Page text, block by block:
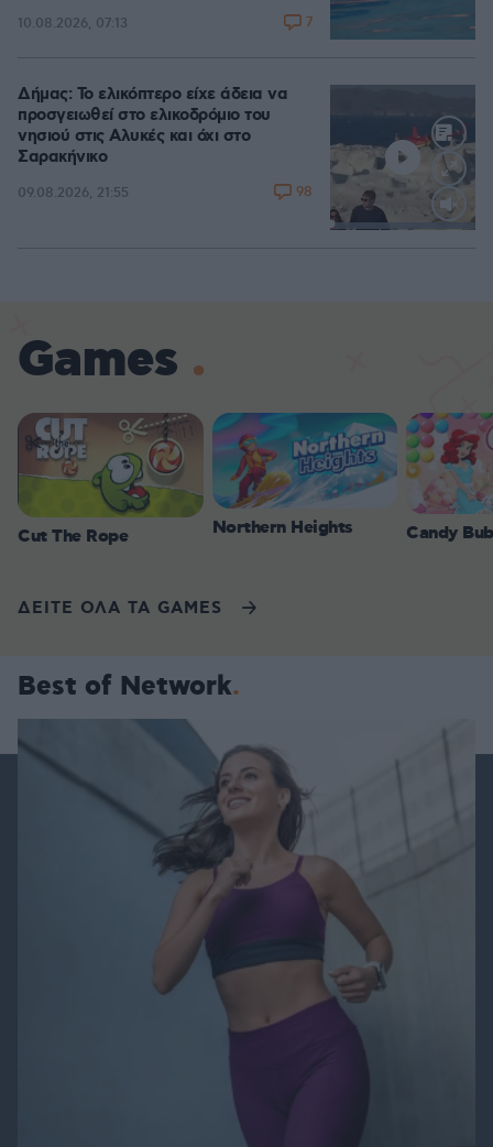
10.08.2026, 07:13 7
Loaded
Δήμας: Το ελικόπτερο είχε άδεια να
προσγειωθεί στο ελικοδρόμιο του
νησιού στις Αλυκές και όχι στο
Σαρακήνικο
09.08.2026, 21:55 98
Games
Cut The Rope Northern Heights Candy
ΔΕΙΤΕ ΟΛΑ ΤΑ GAMES
Best of Network